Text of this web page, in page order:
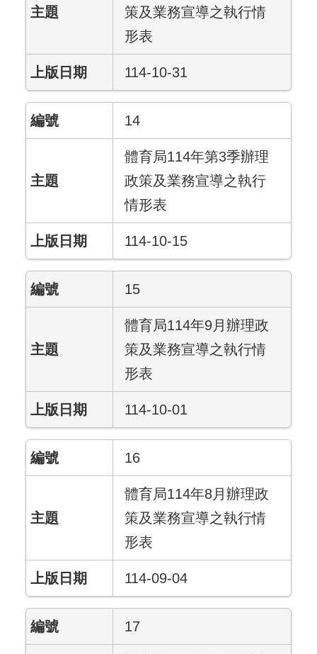
策及業務宣導之執行情
形表
114-10-31
14
體育局114年第3季辦理
政策及業務宣導之執行
情形表
114-10-15
15
體育局114年9月辦理政
策及業務宣導之執行情
形表
114-10-01
16
體育局114年8月辦理政
策及業務宣導之執行情
形表
114-09-04
17